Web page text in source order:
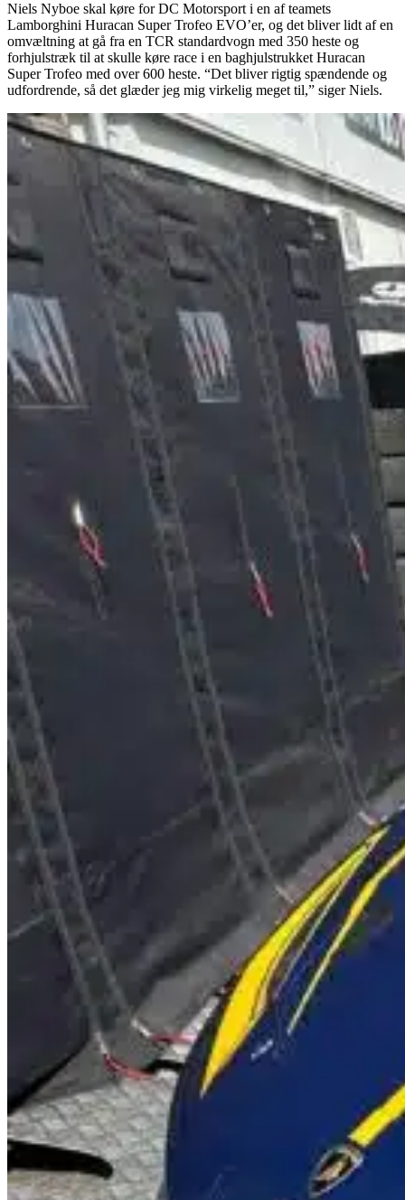
Niels Nyboe skal køre for DC Motorsport i en af teamets
Lamborghini Huracan Super Trofeo EVO’er, og det bliver lidt af en
omvæltning at gå fra en TCR standardvogn med 350 heste og
forhjulstræk til at skulle køre race i en baghjulstrukket Huracan
Super Trofeo med over 600 heste. “Det bliver rigtig spændende og
udfordrende, så det glæder jeg mig virkelig meget til,” siger Niels.